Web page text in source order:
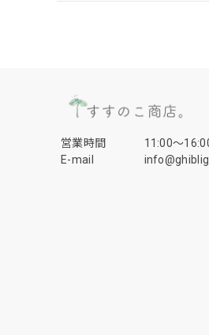
営業時間
11:00〜
E-mail